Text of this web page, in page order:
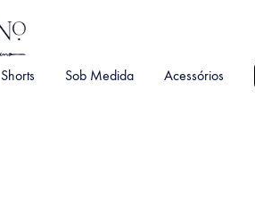
Shorts Sob Medida Acessórios